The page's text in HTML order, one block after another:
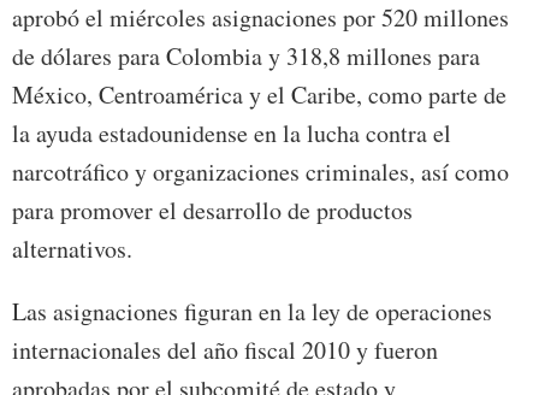
aprobó el miércoles asignaciones por 520 millones
de dólares para Colombia y 318,8 millones para
México, Centroamérica y el Caribe, como parte de
la ayuda estadounidense en la lucha contra el
narcotráfico y organizaciones criminales, así como
para promover el desarrollo de productos
alternativos.
Las asignaciones figuran en la ley de operaciones
internacionales del año fiscal 2010 y fueron